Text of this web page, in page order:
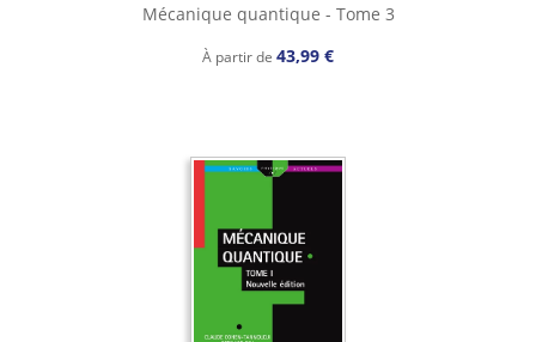
Mécanique quantique - Tome 3
À partir de 43,99 €